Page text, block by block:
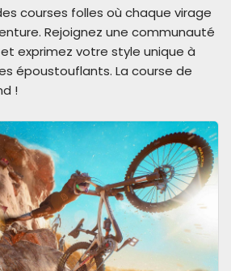
courses folles où chaque virage
Rejoignez une communauté
exprimez votre style unique à
époustouflants. La course de
!